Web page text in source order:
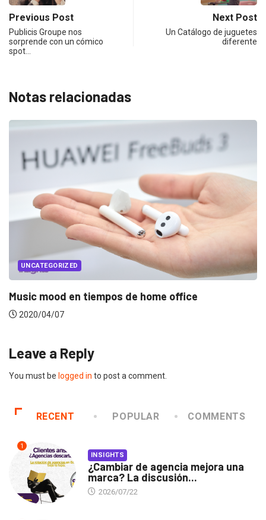
Previous Post
Publicis Groupe nos
sorprende con un cómico
spot…
Next Post
Un Catálogo de juguetes
diferente
Notas relacionadas
UNCATEGORIZED
Music mood en tiempos de home office
2020/04/07
Leave a Reply
You must be logged in to post a comment.
RECENT POPULAR COMMENTS
1
INSIGHTS
¿Cambiar de agencia mejora una
marca? La discusión...
2026/07/22